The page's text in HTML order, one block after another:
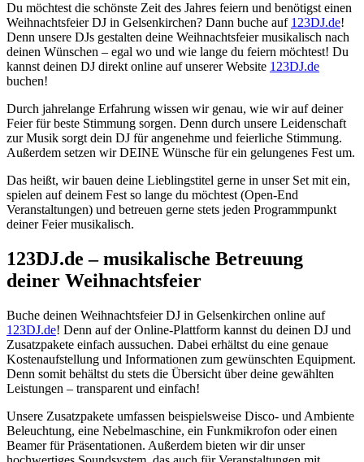
Du möchtest die schönste Zeit des Jahres feiern und benötigst einen
Weihnachtsfeier DJ in Gelsenkirchen? Dann buche auf 123DJ.de!
Denn unsere DJs gestalten deine Weihnachtsfeier musikalisch nach
deinen Wünschen – egal wo und wie lange du feiern möchtest! Du
kannst deinen DJ direkt online auf unserer Website 123DJ.de
buchen!
Durch jahrelange Erfahrung wissen wir genau, wie wir auf deiner
Feier für beste Stimmung sorgen. Denn durch unsere Leidenschaft
zur Musik sorgt dein DJ für angenehme und feierliche Stimmung.
Außerdem setzen wir DEINE Wünsche für ein gelungenes Fest um.
Das heißt, wir bauen deine Lieblingstitel gerne in unser Set mit ein,
spielen auf deinem Fest so lange du möchtest (Open-End
Veranstaltungen) und betreuen gerne stets jeden Programmpunkt
deiner Feier musikalisch.
123DJ.de – musikalische Betreuung
deiner Weihnachtsfeier
Buche deinen Weihnachtsfeier DJ in Gelsenkirchen online auf
123DJ.de! Denn auf der Online-Plattform kannst du deinen DJ und
Zusatzpakete einfach aussuchen. Dabei erhältst du eine genaue
Kostenaufstellung und Informationen zum gewünschten Equipment.
Denn somit behältst du stets die Übersicht über deine gewählten
Leistungen – transparent und einfach!
Unsere Zusatzpakete umfassen beispielsweise Disco- und Ambiente
Beleuchtung, eine Nebelmaschine, ein Funkmikrofon oder einen
Beamer für Präsentationen. Außerdem bieten wir dir unser